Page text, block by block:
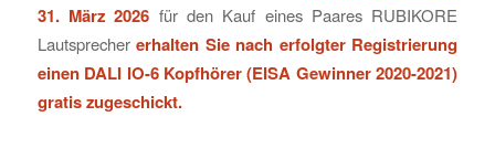
31. März 2026 für den Kauf eines Paares RUBIKORE
Lautsprechererhalten Sie nach erfolgter Registrierung
einen DALI IO-6 Kopfhörer (EISA Gewinner 2020-2021)
gratis zugeschickt.